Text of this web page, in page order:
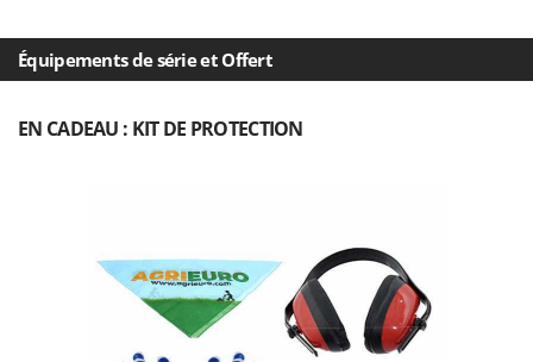
More than chef
MOVA
New O.M.R.A.
Équipements de série et Offert
EN CADEAU : KIT DE PROTECTION